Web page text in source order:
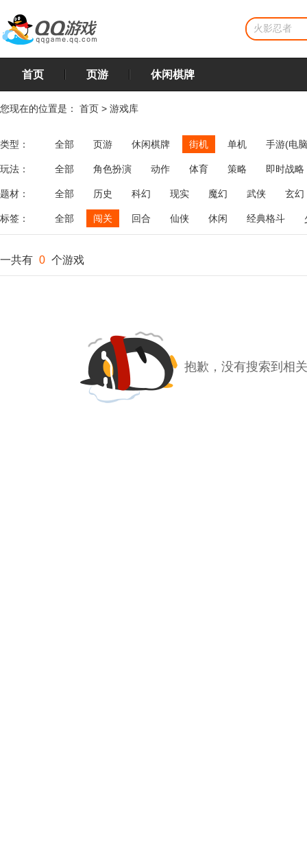
首页 页游 休闲棋牌
您现在的位置是： 首页 > 游戏库
类型： 全部 页游 休闲棋牌 街机 单机 手游(电
玩法： 全部 角色扮演 动作 体育 策略
即时战略
飞行
恋爱 第三人称射击 棋类 牌类 麻将
题材： 全部 历史 科幻 现实 魔幻 武侠 玄幻
标签： 全部 闯关 回合 仙侠 休闲 经典格斗
一共有 0 个游戏
抱歉，没有搜索到相